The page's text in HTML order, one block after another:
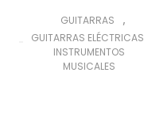
GUITARRAS ,
GUITARRAS ELÉCTRICAS
INSTRUMENTOS
MUSICALES